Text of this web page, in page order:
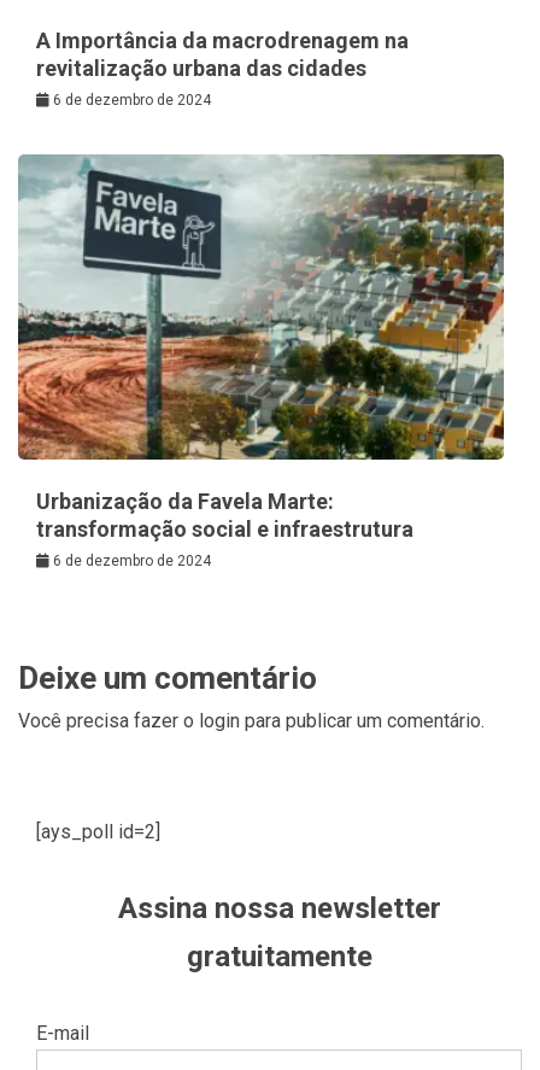
A Importância da macrodrenagem na
revitalização urbana das cidades
6 de dezembro de 2024
Urbanização da Favela Marte:
transformação social e infraestrutura
6 de dezembro de 2024
Deixe um comentário
Você precisa fazer o login para publicar um comentário.
[ays_poll id=2]
Assina nossa newsletter
gratuitamente
E-mail